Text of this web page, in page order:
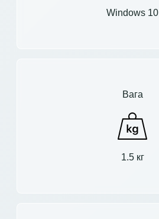
Windows 10
Вага
1.5 кг